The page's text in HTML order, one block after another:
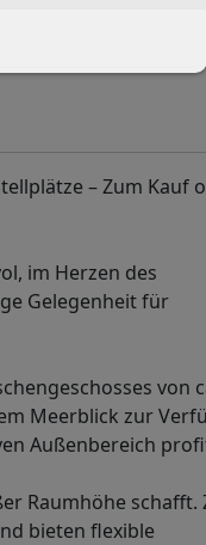
– Zum Kauf
im Herzen des
Gelegenheit für
von
Meerblick zur
Außenbereich
Raumhöhe schafft.
bieten flexible